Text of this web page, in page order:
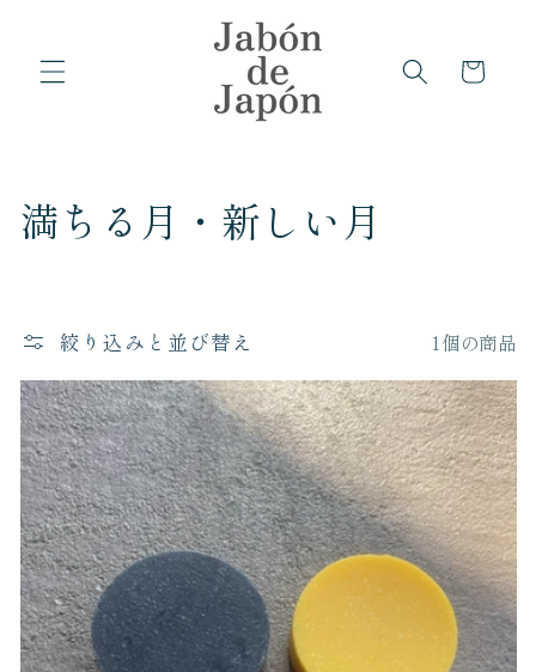
ー
コ
ク
シ
ョ
ン
:
満ちる月・新しい月
絞り込みと並び替え 1個の商品